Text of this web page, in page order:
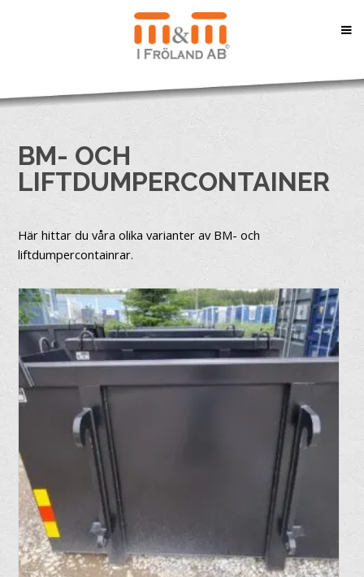
BM- OCH
LIFTDUMPERCONTAINER
Här hittar du våra olika varianter av BM- och
liftdumpercontainrar.